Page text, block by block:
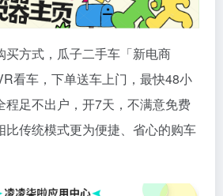
买方式，瓜子二手车「新电商
看车，下单送车上门，最快48小
程足不出户，开7天，不满意免费
比传统模式更为便捷、省心的购车